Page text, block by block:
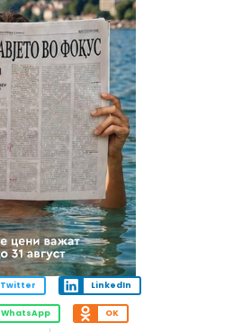
Twitter LinkedIn
WhatsApp OK